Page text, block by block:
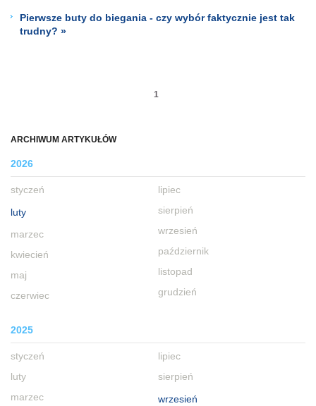
ARCHIWUM ARTYKUŁÓW
2026
styczeń
luty
marzec
kwiecień
maj
czerwiec
lipiec
sierpień
wrzesień
październik
listopad
grudzień
2025
styczeń
luty
marzec
lipiec
sierpień
wrzesień
Pierwsze buty do biegania - czy wybór faktycznie jest tak
trudny? »
1